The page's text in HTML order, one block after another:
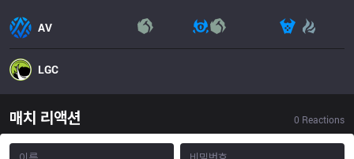
AV
LGC
매치 리액션 0 Reactions